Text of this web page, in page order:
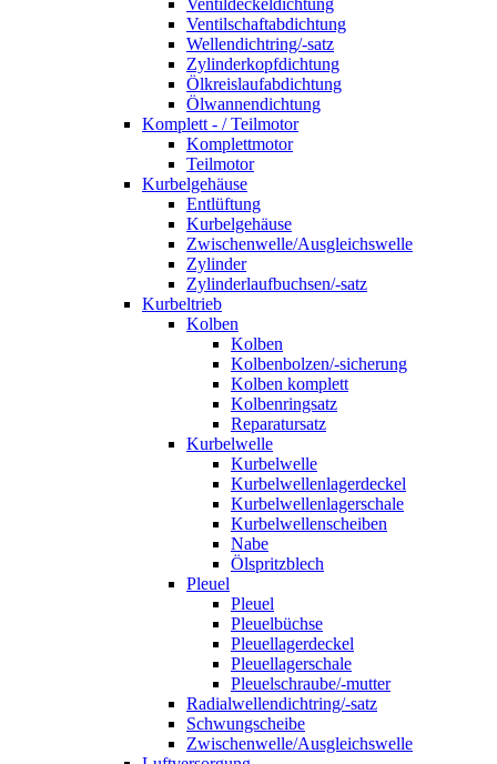
Ventildeckeldichtung
Ventilschaftabdichtung
Wellendichtring/-satz
Zylinderkopfdichtung
Ölkreislaufabdichtung
Ölwannendichtung
Komplett - / Teilmotor
Komplettmotor
Teilmotor
Kurbelgehäuse
Entlüftung
Kurbelgehäuse
Zwischenwelle/Ausgleichswelle
Zylinder
Zylinderlaufbuchsen/-satz
Kurbeltrieb
Kolben
Kolben
Kolbenbolzen/-sicherung
Kolben komplett
Kolbenringsatz
Reparatursatz
Kurbelwelle
Kurbelwelle
Kurbelwellenlagerdeckel
Kurbelwellenlagerschale
Kurbelwellenscheiben
Nabe
Ölspritzblech
Pleuel
Pleuel
Pleuelbüchse
Pleuellagerdeckel
Pleuellagerschale
Pleuelschraube/-mutter
Radialwellendichtring/-satz
Schwungscheibe
Zwischenwelle/Ausgleichswelle